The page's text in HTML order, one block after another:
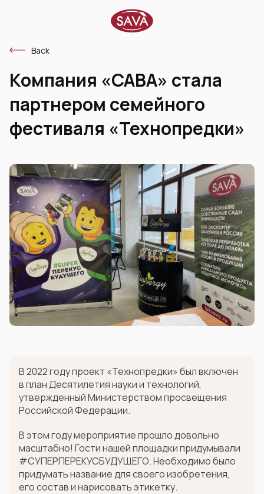
Back
Компания «САВА» стала
партнером семейного
фестиваля «Технопредки»
В 2022 году проект «Технопредки» был включен
в план Десятилетия науки и технологий,
утвержденный Министерством просвещения
Российской Федерации.
В этом году мероприятие прошло довольно
масштабно! Гости нашей площадки придумывали
#СУПЕРПЕРЕКУСБУДУЩЕГО. Необходимо было
придумать название для своего изобретения,
его состав и нарисовать этикетку.